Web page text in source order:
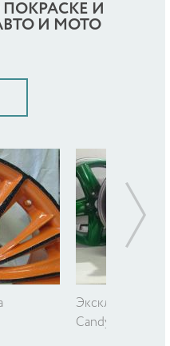
И
И МОТО
Эксклюзивные
Candy, Субару и